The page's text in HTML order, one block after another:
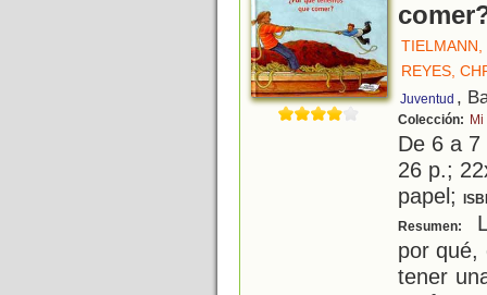
TIELMANN,
REYES,
Juventud ,
Colección:
De 6 a
26 p.;
papel;
Resumen:
por qué,
tener